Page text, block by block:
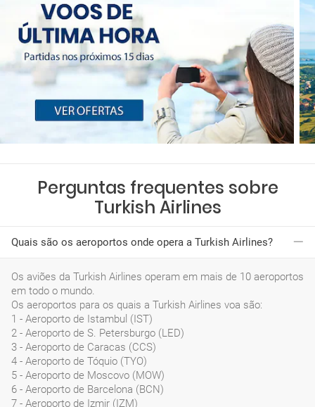
Perguntas frequentes sobre
Turkish Airlines
Quais são os aeroportos onde opera a Turkish Airlines?
Os aviões da Turkish Airlines operam em mais de 10 aeroportos
em todo o mundo.
Os aeroportos para os quais a Turkish Airlines voa são:
1 - Aeroporto de Istambul (IST)
2 - Aeroporto de S. Petersburgo (LED)
3 - Aeroporto de Caracas (CCS)
4 - Aeroporto de Tóquio (TYO)
5 - Aeroporto de Moscovo (MOW)
6 - Aeroporto de Barcelona (BCN)
7 - Aeroporto de Izmir (IZM)